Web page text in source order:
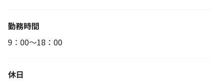
勤務時間
9：00～18：00
休日